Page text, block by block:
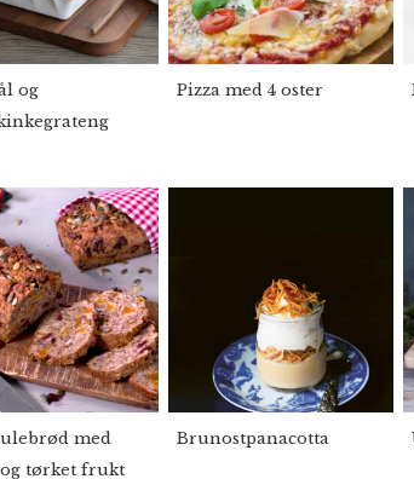
og
Pizza med 4 oster
med
tørket frukt
Brunostpanacotta